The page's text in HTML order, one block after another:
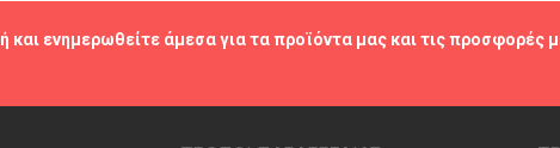
και ενημερωθείτε άμεσα για τα προϊόντα μας και τις προσφορές